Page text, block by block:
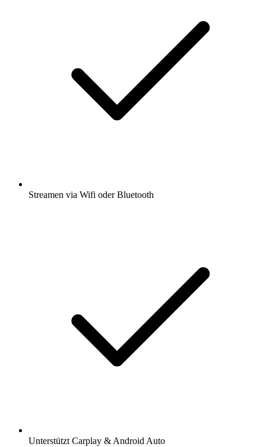
Streamen via Wifi oder Bluetooth
Unterstützt Carplay & Android Auto